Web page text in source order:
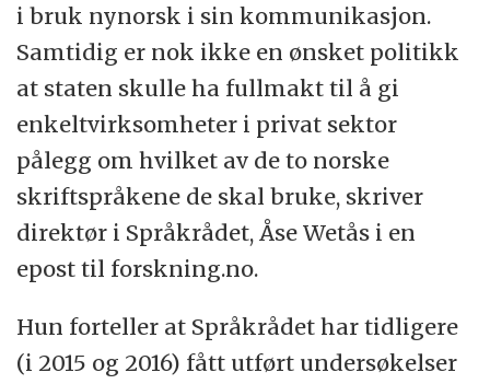
i bruk nynorsk i sin kommunikasjon.
Samtidig er nok ikke en ønsket politikk
at staten skulle ha fullmakt til å gi
enkeltvirksomheter i privat sektor
pålegg om hvilket av de to norske
skriftspråkene de skal bruke, skriver
direktør i Språkrådet, Åse Wetås i en
epost til forskning.no.
Hun forteller at Språkrådet har tidligere
(i 2015 og 2016) fått utført undersøkelser